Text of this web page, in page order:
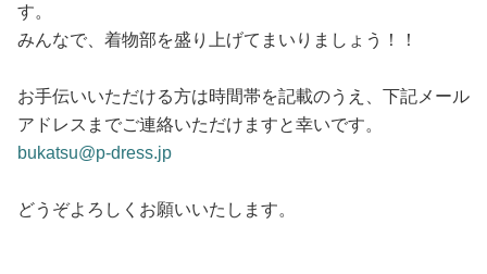
す。
みんなで、着物部を盛り上げてまいりましょう！！
お手伝いいただける方は時間帯を記載のうえ、下記メール
アドレスまでご連絡いただけますと幸いです。
bukatsu@p-dress.jp
どうぞよろしくお願いいたします。